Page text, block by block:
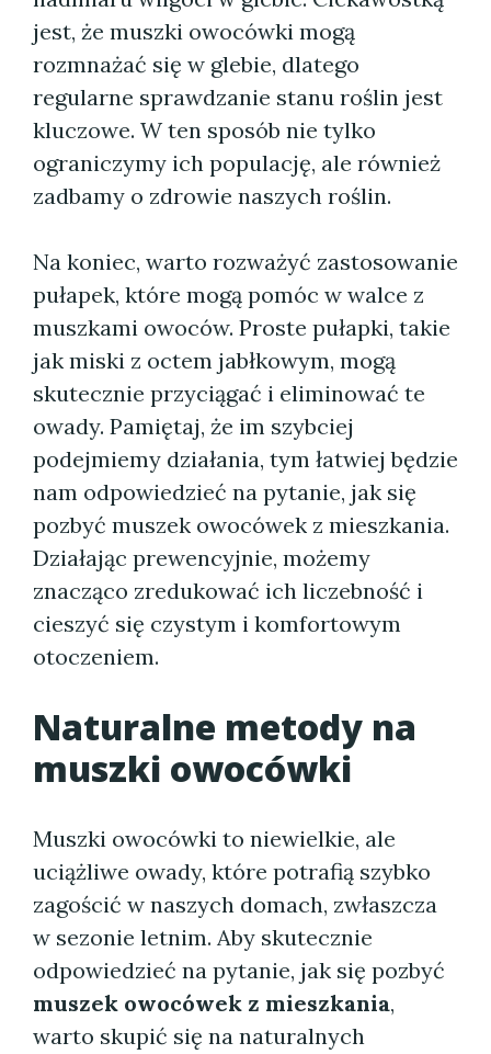
jest, że muszki owocówki mogą
rozmnażać się w glebie, dlatego
regularne sprawdzanie stanu roślin jest
kluczowe. W ten sposób nie tylko
ograniczymy ich populację, ale również
zadbamy o zdrowie naszych roślin.
Na koniec, warto rozważyć zastosowanie
pułapek, które mogą pomóc w walce z
muszkami owoców. Proste pułapki, takie
jak miski z octem jabłkowym, mogą
skutecznie przyciągać i eliminować te
owady. Pamiętaj, że im szybciej
podejmiemy działania, tym łatwiej będzie
nam odpowiedzieć na pytanie, jak się
pozbyć muszek owocówek z mieszkania.
Działając prewencyjnie, możemy
znacząco zredukować ich liczebność i
cieszyć się czystym i komfortowym
otoczeniem.
Naturalne metody na
muszki owocówki
Muszki owocówki to niewielkie, ale
uciążliwe owady, które potrafią szybko
zagościć w naszych domach, zwłaszcza
w sezonie letnim. Aby skutecznie
odpowiedzieć na pytanie, jak się pozbyć
muszek owocówek z mieszkania,
warto skupić się na naturalnych